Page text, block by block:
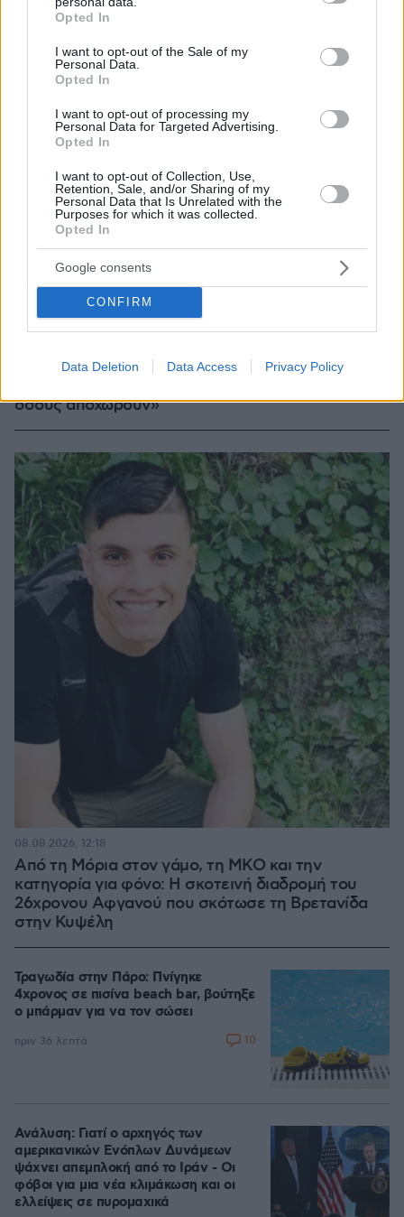
grant or deny consent to Google and its third-party tags to
use your data for below specified purposes in below Google
consent section.
Opted In
I want to opt-out of the Sale of my
Personal Data.
Opted In
I want to opt-out of processing my
Personal Data for Targeted Advertising.
Opted In
I want to opt-out of Collection, Use,
Retention, Sale, and/or Sharing of my
Personal Data that Is Unrelated with the
Purposes for which it was collected.
Opted In
Google consents
CONFIRM
Data Deletion Data Access Privacy Policy
επιχειρηματίας Νίκος Μπρουτζάκης: Καταγγέλλει
όσους αποχωρούν»
Από τη Μόρια στον γάμο, τη ΜΚΟ και την
κατηγορία για φόνο: Η σκοτεινή διαδρομή του
26χρονου Αφγανού που σκότωσε τη Βρετανίδα
στην Κυψέλη
08.08.2026, 12:18
Τραγωδία στην Πάρο: Πνίγηκε
4χρονος σε πισίνα beach bar, βούτηξε
ο μπάρμαν για να τον σώσει
πριν 36 λεπτά 10
Ανάλυση: Γιατί ο αρχηγός των
αμερικανικών Ενόπλων Δυνάμεων
ψάχνει απεμπλοκή από το Ιράν - Οι
φόβοι για μια νέα κλιμάκωση και οι
ελλείψεις σε πυρομαχικά